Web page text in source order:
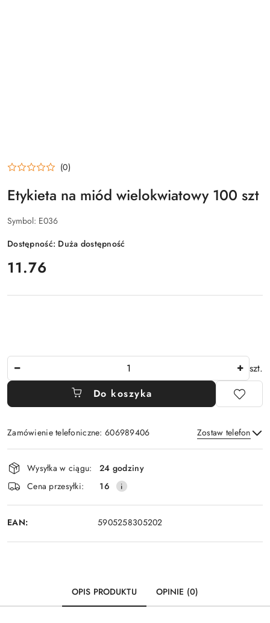
(0)
Etykieta na miód wielokwiatowy 100 szt
Symbol: E036
Dostępność: Duża dostępność
cena:
11.76
szt.
Do koszyka
Zamówienie telefoniczne: 606989406 Zostaw telefon
Wyślij
Dostępność
i
dostawa
Wysyłka w ciągu:
24 godziny
Cena przesyłki:
16
EAN: 5905258305202
OPIS PRODUKTU OPINIE (0)